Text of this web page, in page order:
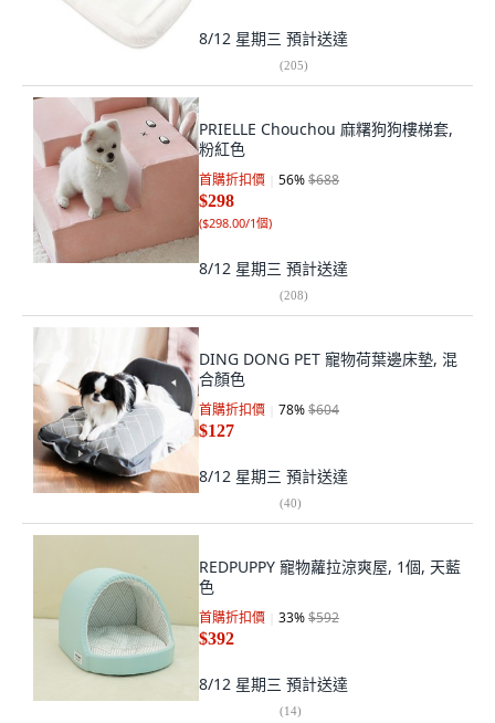
8/12 星期三 預計送達
(205)
PRIELLE Chouchou 麻糬狗狗樓梯套,
粉紅色
首購折扣價 56%$688
$298
($298.00/1個)
8/12 星期三 預計送達
(208)
DING DONG PET 寵物荷葉邊床墊, 混
合顏色
首購折扣價 78%$604
$127
8/12 星期三 預計送達
(40)
REDPUPPY 寵物蘿拉涼爽屋, 1個, 天藍
色
首購折扣價 33%$592
$392
8/12 星期三 預計送達
(14)